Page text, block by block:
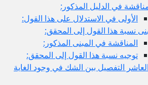
في الدليل المذكور:
الأولى في الاستدلال على هذا القول:
نسبة هذا القول إلى المحقق:
المناقشة في المبنى المذكور:
توجيه نسبة هذا القول إلى المحقق:
التفصيل بين الشك في وجود الغاية